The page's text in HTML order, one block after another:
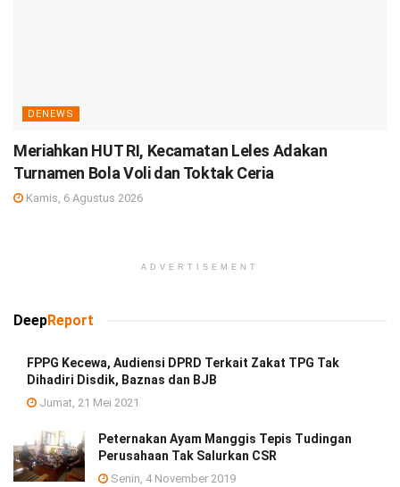
DENEWS
Meriahkan HUT RI, Kecamatan Leles Adakan
Turnamen Bola Voli dan Toktak Ceria
Kamis, 6 Agustus 2026
ADVERTISEMENT
DeepReport
FPPG Kecewa, Audiensi DPRD Terkait Zakat TPG Tak
Dihadiri Disdik, Baznas dan BJB
Jumat, 21 Mei 2021
Peternakan Ayam Manggis Tepis Tudingan
Perusahaan Tak Salurkan CSR
Senin, 4 November 2019